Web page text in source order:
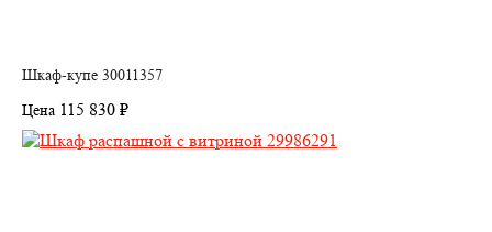
Шкаф-купе 30011357
Цена 115 830 ₽